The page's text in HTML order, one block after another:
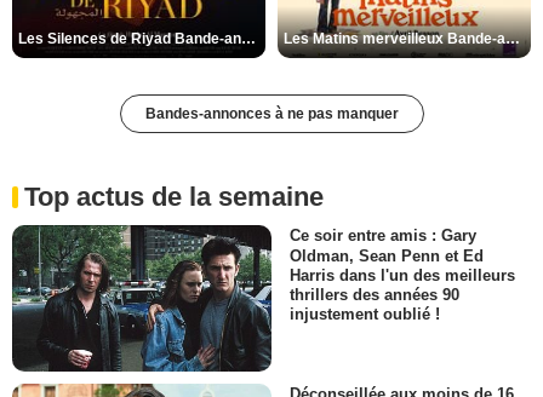
Les Silences de Riyad Bande-annonce VO STFR Les Matins merveilleux Bande-annonce VF
Bandes-annonces à ne pas manquer
Top actus de la semaine
Ce soir entre amis : Gary
Oldman, Sean Penn et Ed
Harris dans l'un des meilleurs
thrillers des années 90
injustement oublié !